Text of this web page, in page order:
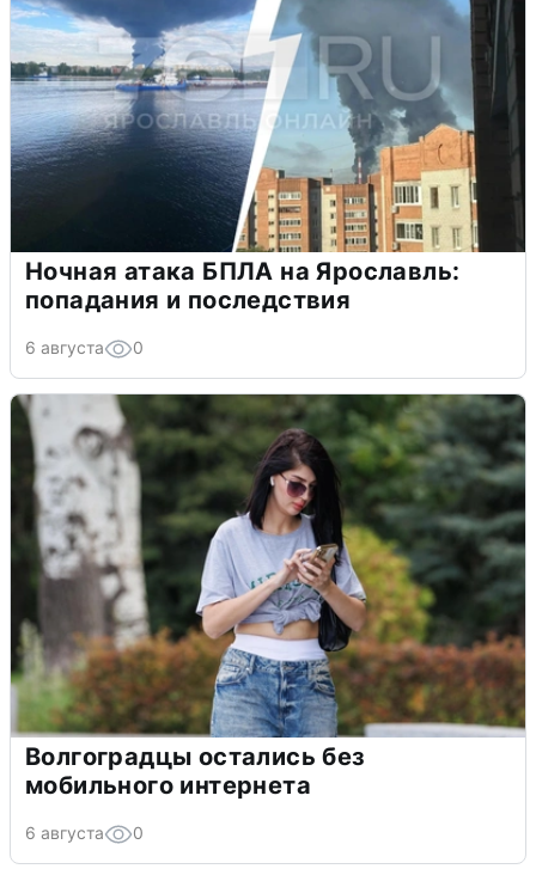
Ночная атака БПЛА на Ярославль:
попадания и последствия
6 августа 0
Волгоградцы остались без
мобильного интернета
6 августа 0